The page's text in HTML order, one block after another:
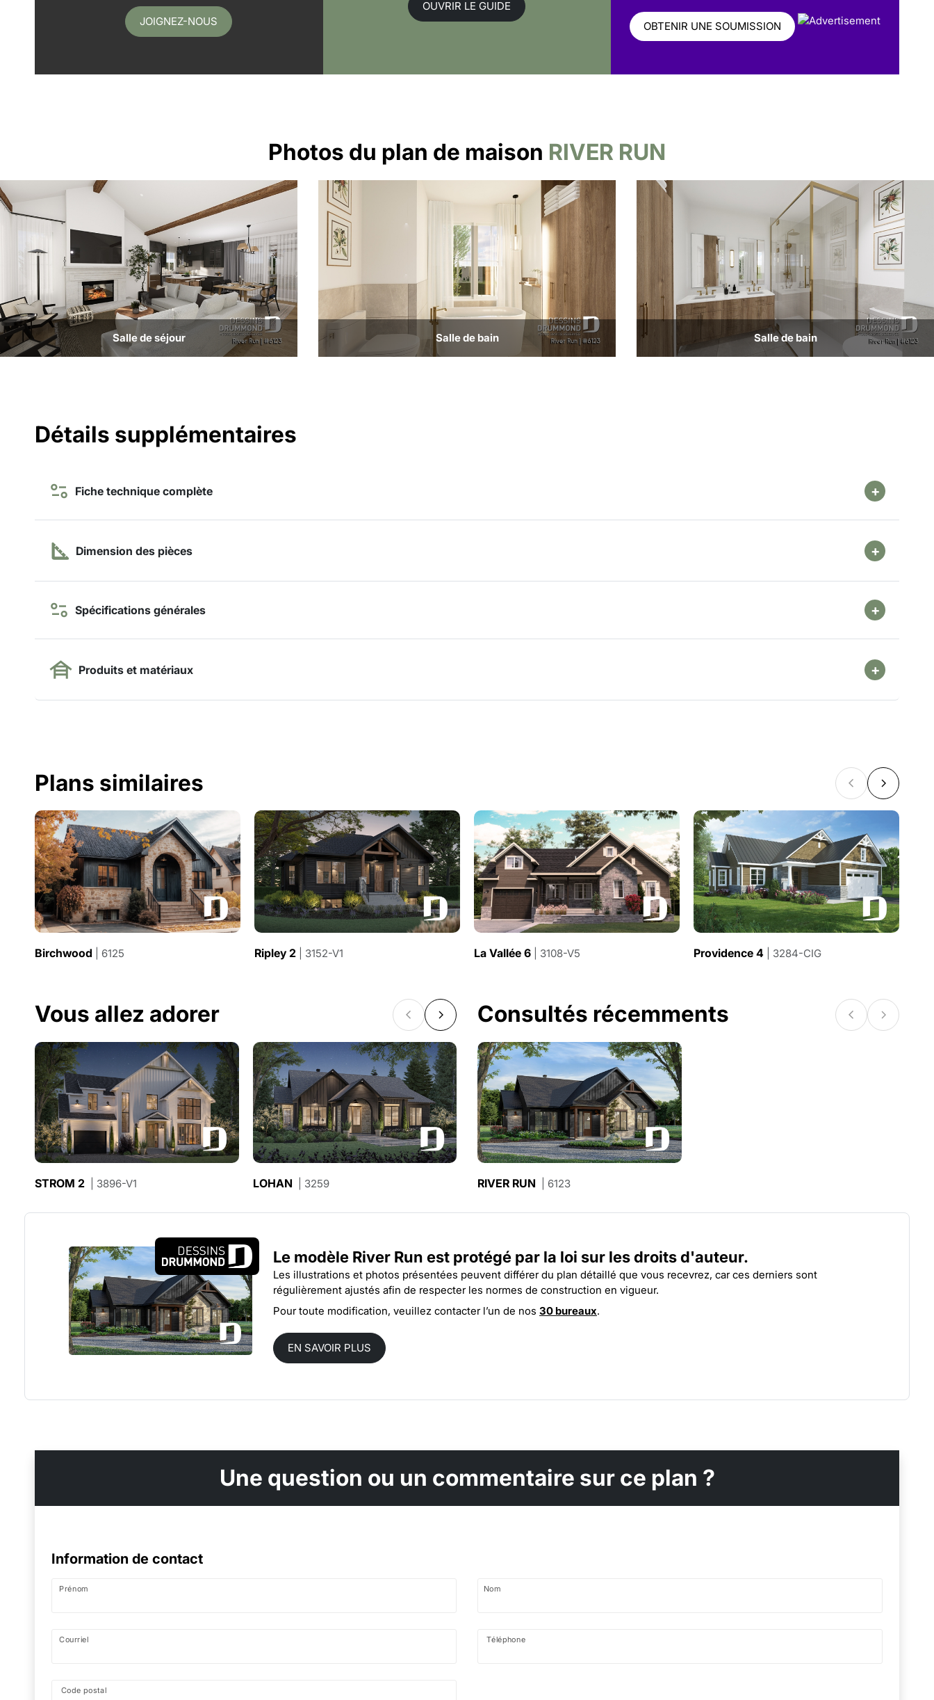
JOIGNEZ-NOUS
OUVRIR LE GUIDE
OBTENIR UNE SOUMISSION
Photos du plan de maison RIVER RUN
Salle de séjour Salle de bain Salle de bain
Détails supplémentaires
Fiche technique complète
Dimension des pièces
Spécifications générales
Produits et matériaux
Plans similaires
Birchwood | 6125 Ripley 2 | 3152-V1 La Vallée 6 | 3108-V5 Providence 4 | 3284-CIG
Vous allez adorer
STROM 2 | 3896-V1 LOHAN | 3259 PINOT| 6121
Consultés récemments
RIVER RUN | 6123
Le modèle River Run est protégé par la loi sur les droits d'auteur.
Les illustrations et photos présentées peuvent différer du plan détaillé que vous recevrez, car ces derniers sont
régulièrement ajustés afin de respecter les normes de construction en vigueur.
Pour toute modification, veuillez contacter l’un de nos 30 bureaux.
EN SAVOIR PLUS
Une question ou un commentaire sur ce plan ?
Information de contact
Prénom Nom
Courriel Téléphone
Code postal